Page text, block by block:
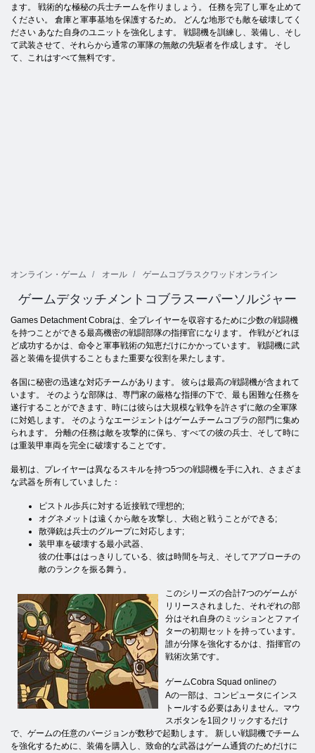
ます。 戦術的な極秘の兵士チームを作りましょう。 任務を完了し軍を止めて
ください。 倉庫と軍事基地を保護するため。 どんな地形でも敵を破壊してく
ださい あなた自身のユニットを強化します。 戦闘機を訓練し、装備し、そし
て武装させて、それらから通常の軍隊の無敵の先駆者を作成します。 そし
て、これはすべて無料です。
オンライン・ゲーム オール ゲームコブラスクワッドオンライン
ゲームデタッチメントコブラスーパーソルジャー
Games Detachment Cobraは、全プレイヤーを収容するために少数の戦闘機
を持つことができる最高機密の戦闘部隊の指揮官になります。 作戦がどれほ
ど成功するかは、命令と軍事戦術の知恵だけにかかっています。 戦闘機に武
器と装備を提供することもまた重要な役割を果たします。
各国に秘密の迅速な対応チームがあります。 彼らは最高の戦闘機が含まれて
います。 そのような部隊は、専門家の厳格な指揮の下で、最も困難な任務を
遂行することができます、時には彼らは大規模な戦争を許さずに敵の全軍隊
に対処します。 そのようなエージェントはゲームチームコブラの部門に集め
られます。 分離の任務は敵を攻撃的に保ち、すべての彼の兵士、そして時に
は重装甲車両を完全に破壊することです。
最初は、プレイヤーは異なるスキルを持つ5つの戦闘機を手に入れ、さまざま
な武器を所有していました：
ピストル歩兵に対する近接戦で理想的;
オグネメットは遠くから敵を攻撃し、大砲と戦うことができる;
散弾銃は兵士のグループに対応します;
装甲車を破壊する最小武器、
彼の仕事ははっきりしている、彼は時間を与え、そしてアプローチの
敵のランクを振る舞う。
このシリーズの合計7つのゲームが
リリースされました、それぞれの部
分はそれ自身のミッションとファイ
ターの初期セットを持っています。
誰が分隊を強化するかは、指揮官の
戦術次第です。
ゲームCobra Squad onlineの
Aの一部は、コンピュータにインス
トールする必要はありません。マウ
スボタンを1回クリックするだけ
で、ゲームの任意のバージョンが数秒で起動します。 新しい戦闘機でチーム
を強化するために、装備を購入し、致命的な武器はゲーム通貨のためだけに